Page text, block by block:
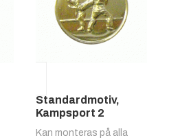
Standardmotiv,
Kampsport 2
Kan monteras på alla